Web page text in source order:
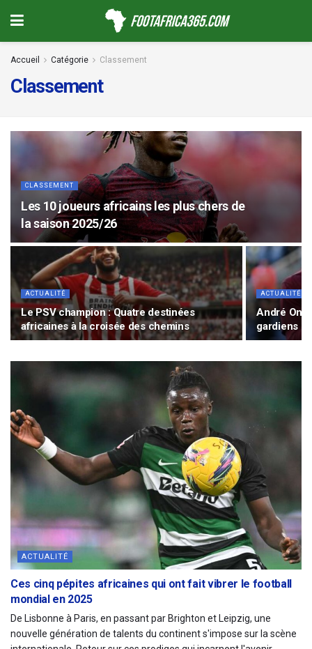
Accueil Catégorie Classement
Classement
CLASSEMENT
Les 10 joueurs africains les plus chers de
la saison 2025/26
ACTUALITÉ
Le PSV champion : Quatre destinées
africaines à la croisée des chemins
ACTUALITÉ
André
gardiens
ACTUALITÉ
Ces cinq pépites africaines qui ont fait vibrer le football
mondial en 2025
De Lisbonne à Paris, en passant par Brighton et Leipzig, une
nouvelle génération de talents du continent s'impose sur la scène